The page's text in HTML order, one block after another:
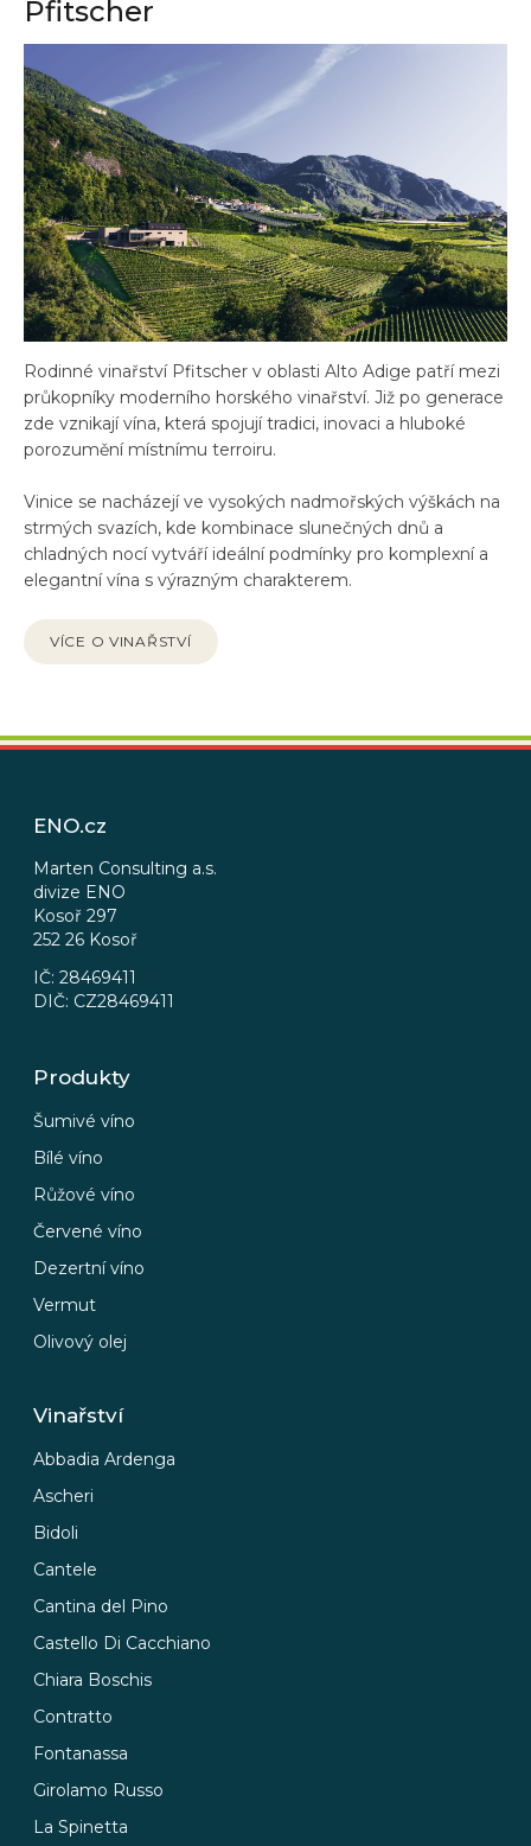
Pfitscher
Rodinné vinařství Pfitscher v oblasti Alto Adige patří mezi
průkopníky moderního horského vinařství. Již po generace
zde vznikají vína, která spojují tradici, inovaci a hluboké
porozumění místnímu terroiru.
Vinice se nacházejí ve vysokých nadmořských výškách na
strmých svazích, kde kombinace slunečných dnů a
chladných nocí vytváří ideální podmínky pro komplexní a
elegantní vína s výrazným charakterem.
VÍCE O VINAŘSTVÍ
Z
ENO.cz
Marten Consulting a.s.
divize ENO
Kosoř 297
252 26 Kosoř
IČ: 28469411
DIČ: CZ28469411
Produkty
Šumivé víno
Bílé víno
Růžové víno
Červené víno
Dezertní víno
Vermut
Olivový olej
Vinařství
Abbadia Ardenga
Ascheri
Bidoli
Cantele
Cantina del Pino
Castello Di Cacchiano
Chiara Boschis
Contratto
Fontanassa
Girolamo Russo
La Spinetta